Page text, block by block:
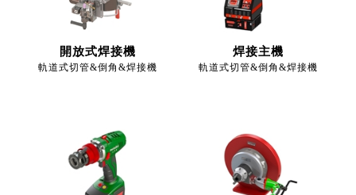
開放式焊接機
軌道式切管&倒角&焊接機
焊接主機
軌道式切管&倒角&焊接機